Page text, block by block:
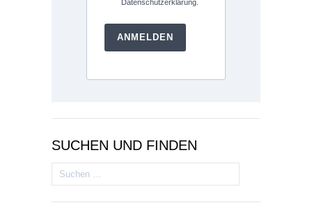
Datenschutzerklärung.
ANMELDEN
SUCHEN UND FINDEN
Suchen
nach: